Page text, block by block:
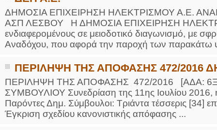
ΔΗΜΟΣΙΑ ΕΠΙΧΕΙΡΗΣΗ ΗΛΕΚΤΡΙΣΜΟΥ Α.Ε.
ΑΣΠ ΛΕΣΒΟΥ Η ΔΗΜΟΣΙΑ ΕΠΙΧΕΙΡΗΣΗ
ενδιαφερομένους σε μειοδοτικό διαγωνισμό, με
Αναδόχου, που αφορά την παροχή των παρακάτω
ΠΕΡΙΛΗΨΗ ΤΗΣ ΑΠΟΦΑΣΗΣ 472/2016
ΠΕΡΙΛΗΨΗ ΤΗΣ ΑΠΟΦΑΣΗΣ 472/2016 [ΑΔΑ:
ΣΥΜΒΟΥΛΙΟΥ Συνεδρίαση της 11ης Ιουλίου
Παρόντες Δημ. Σύμβουλοι: Τριάντα τέσσερις
Έγκριση σχεδίου κανονιστικής απόφασης ...